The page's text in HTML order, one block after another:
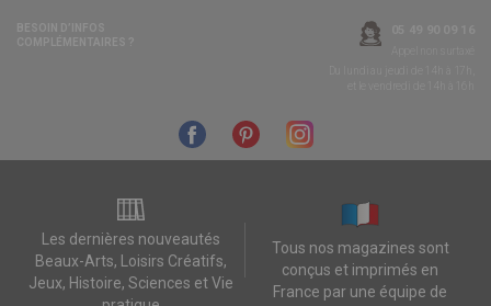
Les dernières nouveautés
Beaux-Arts, Loisirs Créatifs,
Jeux, Histoire, Sciences et Vie
Tous nos magazines sont
conçus et imprimés en
France par une équipe de